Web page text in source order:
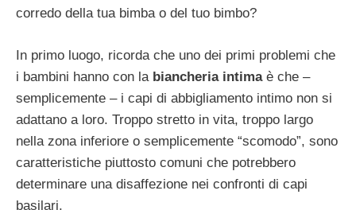
corredo della tua bimba o del tuo bimbo?
In primo luogo, ricorda che uno dei primi problemi che
i bambini hanno con la biancheria intimaè che –
semplicemente – i capi di abbigliamento intimo non si
adattano a loro. Troppo stretto in vita, troppo largo
nella zona inferiore o semplicemente “scomodo”, sono
caratteristiche piuttosto comuni che potrebbero
determinare una disaffezione nei confronti di capi
basilari.